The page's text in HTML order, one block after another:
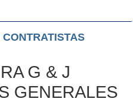
G & J
GENERALES